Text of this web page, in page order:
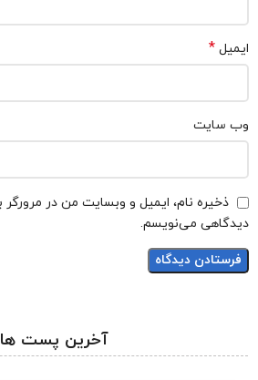
ایمیل *
وب‌ سایت
ذخیره نام، ایمیل و وبسایت من در مرورگر
دیدگاهی می‌نویسم.
آخرین پست ها